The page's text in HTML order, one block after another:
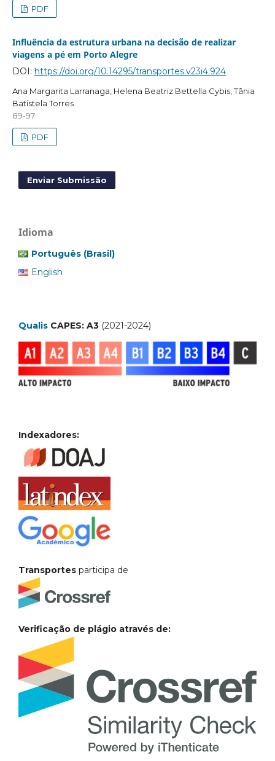
PDF
Influência da estrutura urbana na decisão de realizar
viagens a pé em Porto Alegre
DOI: https://doi.org/10.14295/transportes.v23i4.924
Ana Margarita Larranaga, Helena Beatriz Bettella Cybis, Tânia
Batistela Torres
89-97
PDF
Enviar Submissão
Idioma
Português (Brasil)
English
Qualis CAPES: A3 (2021-2024)
Indexadores:
Transportes participa de
Verificação de plágio através de: